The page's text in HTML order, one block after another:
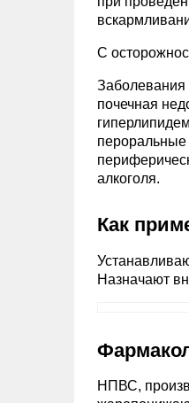
С
Заболевания
почечная
пероральные
алкоголя.
Как
Назначают
НПВС,